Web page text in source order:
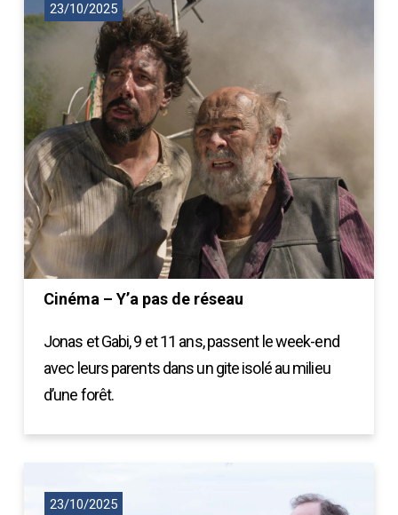
23/10/2025
Cinéma – Y’a pas de réseau
Jonas et Gabi, 9 et 11 ans, passent le week-end
avec leurs parents dans un gite isolé au milieu
d’une forêt.
23/10/2025